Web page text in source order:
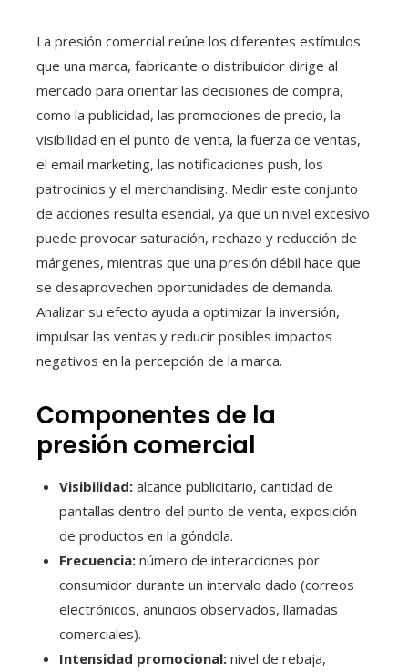
La presión comercial reúne los diferentes estímulos
que una marca, fabricante o distribuidor dirige al
mercado para orientar las decisiones de compra,
como la publicidad, las promociones de precio, la
visibilidad en el punto de venta, la fuerza de ventas,
el email marketing, las notificaciones push, los
patrocinios y el merchandising. Medir este conjunto
de acciones resulta esencial, ya que un nivel excesivo
puede provocar saturación, rechazo y reducción de
márgenes, mientras que una presión débil hace que
se desaprovechen oportunidades de demanda.
Analizar su efecto ayuda a optimizar la inversión,
impulsar las ventas y reducir posibles impactos
negativos en la percepción de la marca.
Componentes de la
presión comercial
Visibilidad: alcance publicitario, cantidad de
pantallas dentro del punto de venta, exposición
de productos en la góndola.
Frecuencia: número de interacciones por
consumidor durante un intervalo dado (correos
electrónicos, anuncios observados, llamadas
comerciales).
Intensidad promocional: nivel de rebaja,